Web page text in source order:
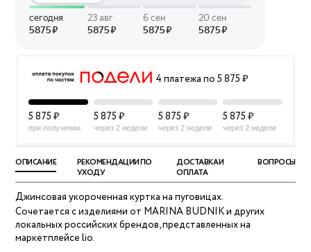
4 платежа по 5 875 ₽
5 875 ₽
при получении
5 875 ₽
через 2 недели
5 875 ₽
через 2 недели
5 875 ₽
через 2 недели
ОПИСАНИЕ
РЕКОМЕНДАЦИИ ПО
УХОДУ
ДОСТАВКА И
ОПЛАТА
ВОПРОСЫ
Джинсовая укороченная куртка на пуговицах.
Сочетается с изделиями от MARINA BUDNIK и других
локальных российских брендов, представленных на
маркетплейсе lio.